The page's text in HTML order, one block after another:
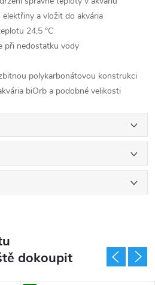
a vložit do akvária
24,5 °C
při nedostatku vody
polykarbonátovou konstrukci
biOrb a podobné velikosti
dokoupit